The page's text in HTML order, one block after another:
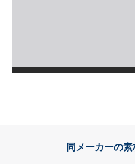
同メーカーの